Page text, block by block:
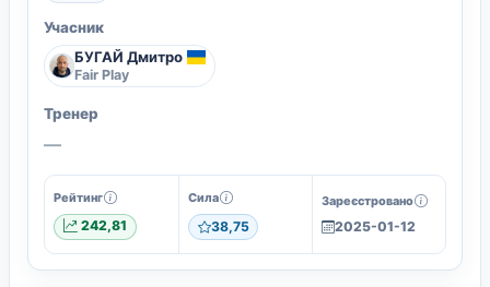
Учасник
БУГАЙ Дмитро
Fair Play
Тренер
—
Рейтинг
242,81
Сила
38,75
Зареєстровано
2025-01-12